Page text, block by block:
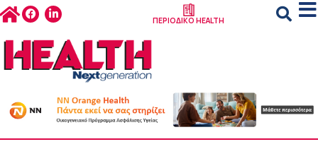
ΠΕΡΙΟΔΙΚΟ HEALTH